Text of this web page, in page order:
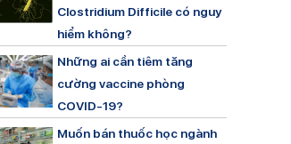
Clostridium Difficile có nguy
hiểm không?
Những ai cần tiêm tăng
cường vaccine phòng
COVID-19?
Muốn bán thuốc học ngành